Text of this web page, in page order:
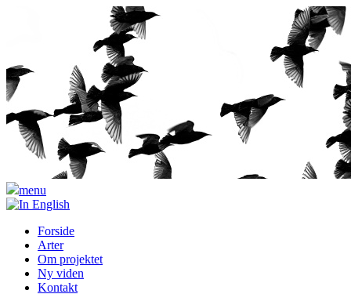
menu
Forside
Arter
Om projektet
Ny viden
Kontakt